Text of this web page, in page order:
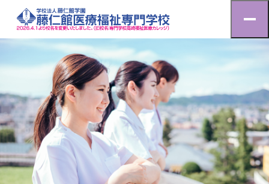
お知らせ
HOME お知らせ 【通信教育部】卒業式開催